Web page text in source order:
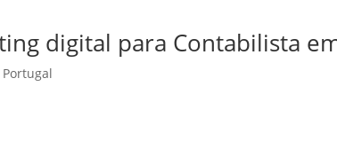
digital para Contabilista